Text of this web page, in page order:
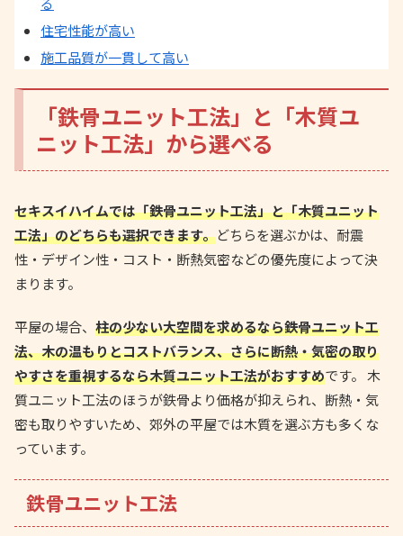
住宅性能が高い
施工品質が一貫して高い
「鉄骨ユニット工法」と「木質ユ
ニット工法」から選べる
セキスイハイムでは「鉄骨ユニット工法」と「木質ユニット
工法」のどちらも選択できます。どちらを選ぶかは、耐震
性・デザイン性・コスト・断熱気密などの優先度によって決
まります。
平屋の場合、 柱の少ない大空間を求めるなら鉄骨ユニット工
法、木の温もりとコストバランス、さらに断熱・気密の取り
やすさを重視するなら木質ユニット工法がおすすめです。 木
質ユニット工法のほうが鉄骨より価格が抑えられ、断熱・気
密も取りやすいため、郊外の平屋では木質を選ぶ方も多くな
っています。
鉄骨ユニット工法